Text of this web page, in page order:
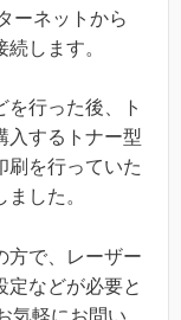
ーネットから
します。
を行った後、ト
入するトナー型
刷を行っていた
した。
方で、レーザー
定などが必要と
気軽にお問い